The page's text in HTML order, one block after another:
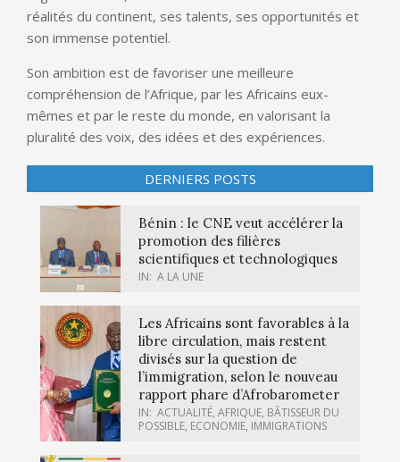
réalités du continent, ses talents, ses opportunités et
son immense potentiel.
Son ambition est de favoriser une meilleure
compréhension de l’Afrique, par les Africains eux-
mêmes et par le reste du monde, en valorisant la
pluralité des voix, des idées et des expériences.
DERNIERS POSTS
Bénin : le CNE veut accélérer la
promotion des filières
scientifiques et technologiques
IN: A LA UNE
Les Africains sont favorables à la
libre circulation, mais restent
divisés sur la question de
l’immigration, selon le nouveau
rapport phare d’Afrobarometer
IN: ACTUALITÉ, AFRIQUE, BÂTISSEUR DU
POSSIBLE, ECONOMIE, IMMIGRATIONS